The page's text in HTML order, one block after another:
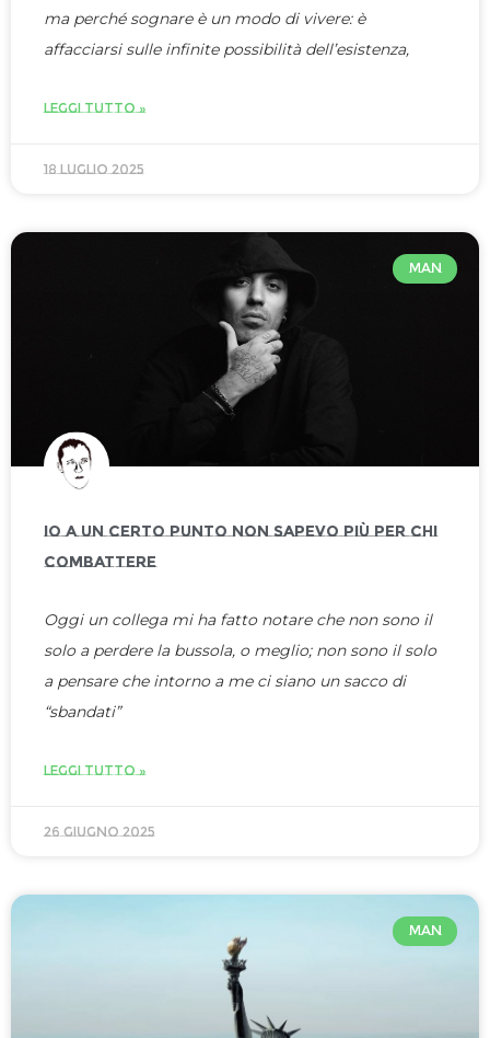
ma perché sognare è un modo di vivere: è
affacciarsi sulle infinite possibilità dell’esistenza,
LEGGI TUTTO »
18 Luglio 2025
MAN
IO A UN CERTO PUNTO NON SAPEVO PIÙ PER CHI
COMBATTERE
Oggi un collega mi ha fatto notare che non sono il
solo a perdere la bussola, o meglio; non sono il solo
a pensare che intorno a me ci siano un sacco di
“sbandati”
LEGGI TUTTO »
26 Giugno 2025
MAN